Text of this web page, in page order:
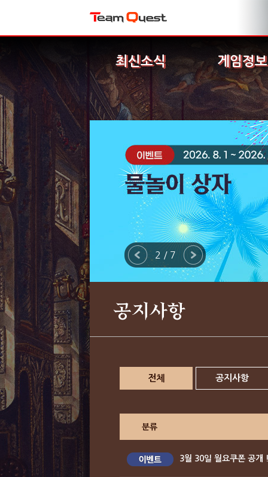
최신소식 게임정보
2 / 7
공지사항
전체 공지사항
분류
3월 30일 월요쿠폰 공개